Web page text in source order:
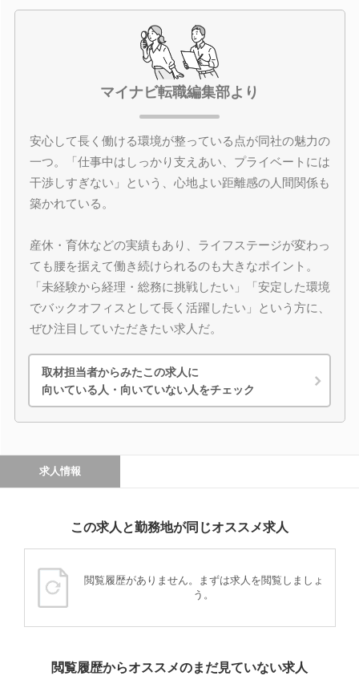
マイナビ転職編集部より
安心して長く働ける環境が整っている点が同社の魅力の
一つ。「仕事中はしっかり支えあい、プライベートには
干渉しすぎない」という、心地よい距離感の人間関係も
築かれている。
産休・育休などの実績もあり、ライフステージが変わっ
ても腰を据えて働き続けられるのも大きなポイント。
「未経験から経理・総務に挑戦したい」「安定した環境
でバックオフィスとして長く活躍したい」という方に、
ぜひ注目していただきたい求人だ。
取材担当者からみたこの求人に
向いている人・向いていない人をチェック
求人情報
この求人と勤務地が同じオススメ求人
閲覧履歴がありません。まずは求人を閲覧しましょ
う。
閲覧履歴からオススメのまだ見ていない求人